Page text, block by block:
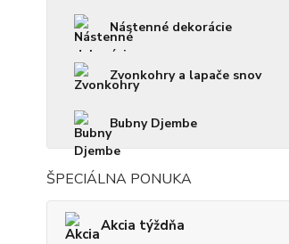
Nástenné dekorácie
Zvonkohry a lapače snov
Bubny Djembe
ŠPECIÁLNA PONUKA
Akcia týždňa